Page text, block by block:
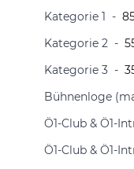
Kategorie 1
Kategorie 2
Kategorie 3
Bühnenloge
Ö1-Club & Ö1-
Ö1-Club & Ö1-